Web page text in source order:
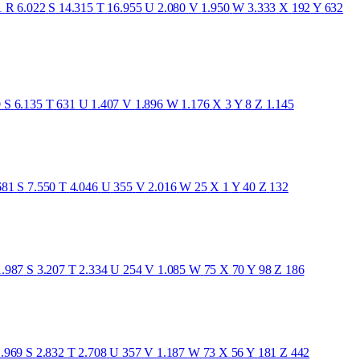
R 6.022 S 14.315 T 16.955 U 2.080 V 1.950 W 3.333 X 192 Y 632
S 6.135 T 631 U 1.407 V 1.896 W 1.176 X 3Y 8 Z 1.145
S 7.550 T 4.046 U 355 V 2.016 W 25 X 1 Y 40 Z 132
S 3.207 T 2.334 U 254 V 1.085 W 75 X 70Y 98 Z 186
S 2.832 T 2.708 U 357 V 1.187 W 73 X 56Y 181 Z 442